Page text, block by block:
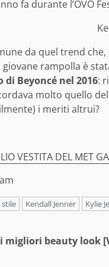
fa durante l’OVO
da quel trend
giovane rampolla è
Beyoncé nel 2016:
molto quello
i meriti altrui?
VESTITA DEL MET
stile Kendall Jenner Kylie
i migliori beauty look